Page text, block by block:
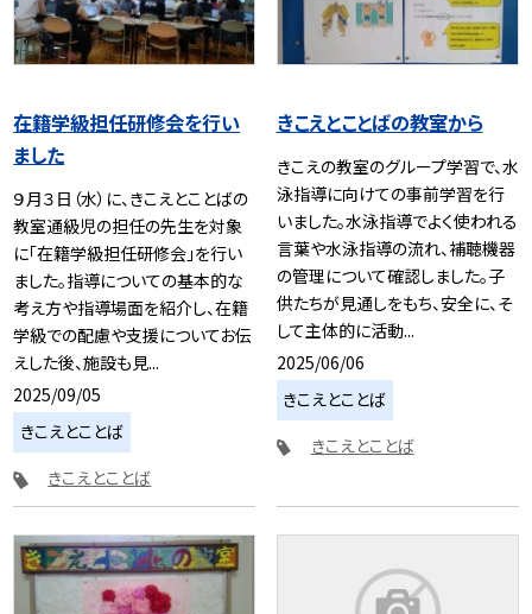
在籍学級担任研修会を行い
ました
９月３日（水）に、きこえとことばの
教室通級児の担任の先生を対象
に「在籍学級担任研修会」を行い
ました。指導についての基本的な
考え方や指導場面を紹介し、在籍
学級での配慮や支援についてお伝
えした後、施設も見...
2025/09/05
きこえとことば
きこえとことば
きこえとことばの教室から
きこえの教室のグループ学習で、水
泳指導に向けての事前学習を行
いました。水泳指導でよく使われる
言葉や水泳指導の流れ、補聴機器
の管理について確認しました。子
供たちが見通しをもち、安全に、そ
して主体的に活動...
2025/06/06
きこえとことば
きこえとことば